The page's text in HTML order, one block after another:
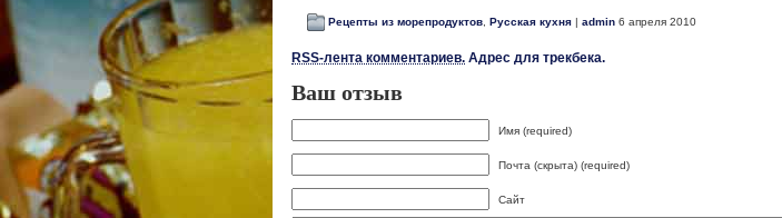
Рецепты из морепродуктов Русская кухня | admin 6 апреля 2010
RSS-лента комментариев. Адрес для трекбека.
Ваш отзыв
Имя (required)
Почта (скрыта) (required)
Сайт